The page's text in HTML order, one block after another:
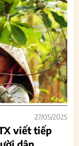
27/05/2025
viết tiếp